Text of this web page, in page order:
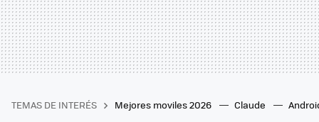
TEMAS DE INTERÉS Mejores moviles 2026 Claude